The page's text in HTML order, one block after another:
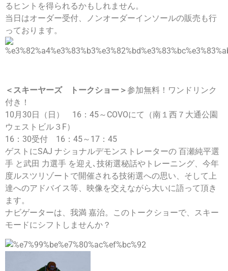
るヒントを得られるかもしれません。
当日はオーダー受付、ノンオーダーインソールの販売も行
っております。
＜スキーヤーズ トークショー＞参加無料！ワンドリンク
付き！
10月30日（日） 16：45～COVOにて（南１西７大通公園
ウェストビル３F）
16：30受付 16：45～17：45
ゲストにSAJ ナショナルデモンストレーターの 百瀬純平選
手 と武田 力選手 を迎え､技術選秘話やトレーニング、今年
度ルスツリゾートで開催される技術選への思い、そして上
達へのアドバイス等、映像を交えながら大いに語って頂き
ます。
ナビゲーターは、我満 嘉治。このトークショーで、スキー
モードにシフトしませんか？